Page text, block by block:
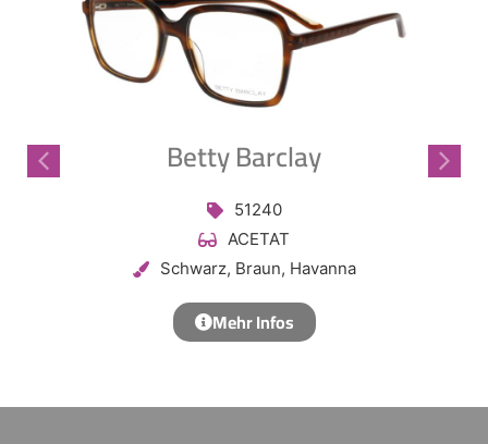
Betty Barclay
51240
ACETAT
Schwarz, Braun, Havanna
Mehr Infos